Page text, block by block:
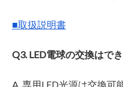
■取扱説明書
Q3. LED電球の交換はで
A. 専用LED光源は交換可